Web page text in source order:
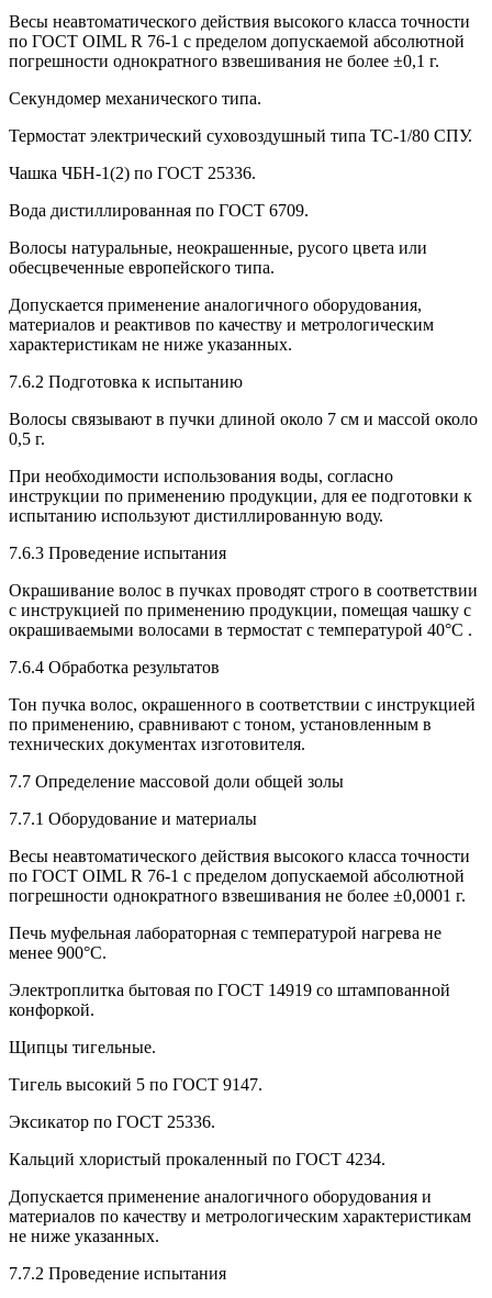
Весы неавтоматического действия высокого класса точности
по ГОСТ OIML R 76-1 с пределом допускаемой абсолютной
погрешности однократного взвешивания не более ±0,1 г.
Секундомер механического типа.
Термостат электрический суховоздушный типа ТС-1/80 СПУ.
Чашка ЧБН-1(2) по ГОСТ 25336.
Вода дистиллированная по ГОСТ 6709.
Волосы натуральные, неокрашенные, русого цвета или
обесцвеченные европейского типа.
Допускается применение аналогичного оборудования,
материалов и реактивов по качеству и метрологическим
характеристикам не ниже указанных.
7.6.2 Подготовка к испытанию
Волосы связывают в пучки длиной около 7 см и массой около
0,5 г.
При необходимости использования воды, согласно
инструкции по применению продукции, для ее подготовки к
испытанию используют дистиллированную воду.
7.6.3 Проведение испытания
Окрашивание волос в пучках проводят строго в соответствии
с инструкцией по применению продукции, помещая чашку с
окрашиваемыми волосами в термостат с температурой 40°С .
7.6.4 Обработка результатов
Тон пучка волос, окрашенного в соответствии с инструкцией
по применению, сравнивают с тоном, установленным в
технических документах изготовителя.
7.7 Определение массовой доли общей золы
7.7.1 Оборудование и материалы
Весы неавтоматического действия высокого класса точности
по ГОСТ OIML R 76-1 с пределом допускаемой абсолютной
погрешности однократного взвешивания не более ±0,0001 г.
Печь муфельная лабораторная с температурой нагрева не
менее 900°С.
Электроплитка бытовая по ГОСТ 14919 со штампованной
конфоркой.
Щипцы тигельные.
Тигель высокий 5 по ГОСТ 9147.
Эксикатор по ГОСТ 25336.
Кальций хлористый прокаленный по ГОСТ 4234.
Допускается применение аналогичного оборудования и
материалов по качеству и метрологическим характеристикам
не ниже указанных.
7.7.2 Проведение испытания